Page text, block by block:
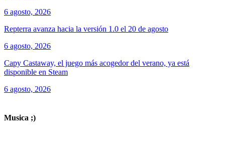
6 agosto, 2026
Repterra avanza hacia la versión 1.0 el 20 de agosto
6 agosto, 2026
Capy Castaway, el juego más acogedor del verano, ya está
disponible en Steam
6 agosto, 2026
Musica ;)